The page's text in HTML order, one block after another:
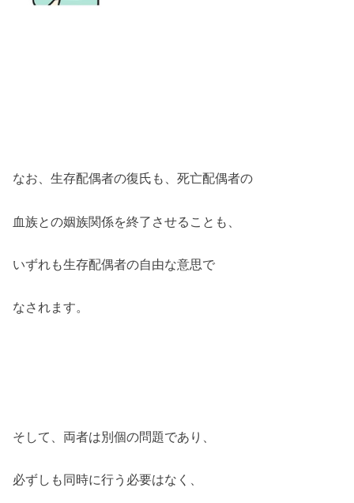
なお、生存配偶者の復氏も、死亡配偶者の
血族との姻族関係を終了させることも、
いずれも生存配偶者の自由な意思で
なされます。
そして、両者は別個の問題であり、
必ずしも同時に行う必要はなく、